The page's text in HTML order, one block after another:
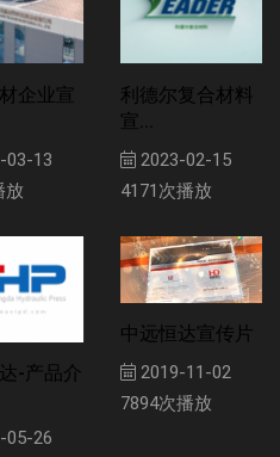
企业宣
03-13
放
利德尔复合材料
宣...
2023-02-15
4171次播放
-产品介
05-26
中远恒达宣传片
2019-11-02
7894次播放